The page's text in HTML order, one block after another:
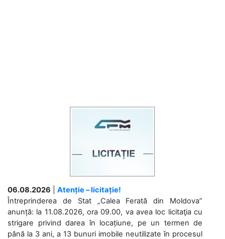
06.08.2026
Atenție – licitație!
Întreprinderea de Stat „Calea Ferată din Moldova”
anunță: la 11.08.2026, ora 09.00, va avea loc licitaţia cu
strigare privind darea în locațiune, pe un termen de
până la 3 ani, a 13 bunuri imobile neutilizate în procesul